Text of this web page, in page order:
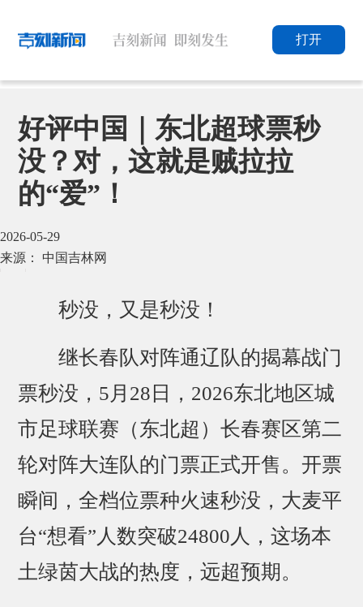
打开
好评中国｜东北超球票秒
没？对，这就是贼拉拉
的“爱”！
2026-05-29
来源： 中国吉林网
秒没，又是秒没！
继长春队对阵通辽队的揭幕战门
票秒没，5月28日，2026东北地区城
市足球联赛（东北超）长春赛区第二
轮对阵大连队的门票正式开售。开票
瞬间，全档位票种火速秒没，大麦平
台“想看”人数突破24800人，这场本
土绿茵大战的热度，远超预期。